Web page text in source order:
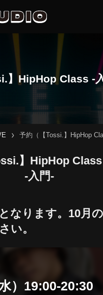
】HipHop Class -入
予約（【Tossi.】HipHop
】HipHop Class
-入門-
なります。10月
い。
水）19:00-20:30